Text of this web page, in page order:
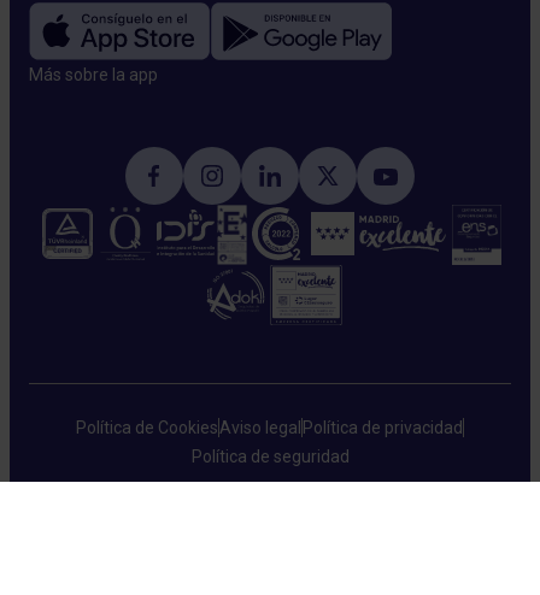
Más sobre la app​
Política de CookiesAviso legal Política de privacidad
Política de seguridad